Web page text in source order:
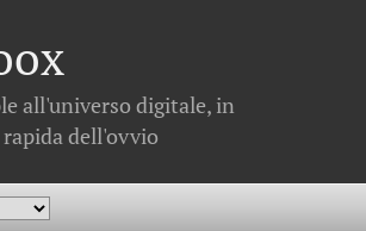
all'universo digitale, in
dell'ovvio